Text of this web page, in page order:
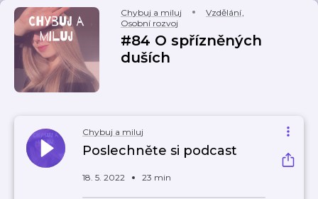
Chybuj a miluj Vzdělání,
Osobní rozvoj
#84 O spřízněných
duších
Chybuj a miluj
Poslechněte si podcast
18. 5. 2022 23 min